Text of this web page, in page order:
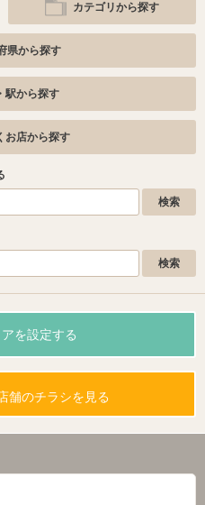
カテゴリから探す
県から探す
駅から探す
お店から探す
を設定する
舗のチラシを見る